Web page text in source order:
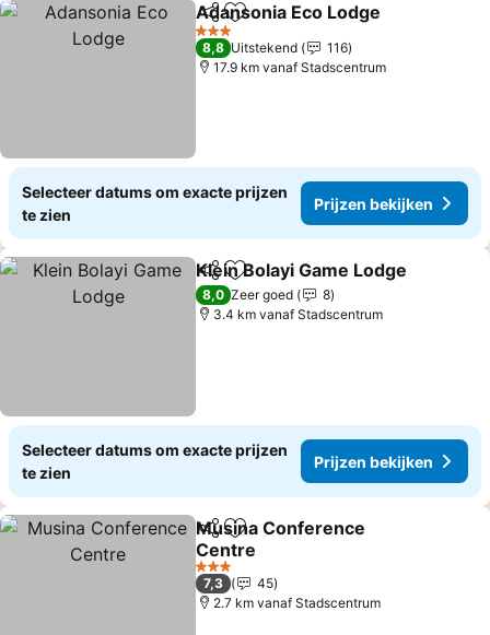
DelenToevoegen aan favorieten
Adansonia Eco Lodge
3 Sterren
8,8 Uitstekend
116
17.9 km vanaf Stadscentrum
Selecteer datums om exacte prijzen
te zien
Prijzen bekijken
DelenToevoegen aan favorieten
Klein Bolayi Game Lodge
8,0 Zeer goed
8
3.4 km vanaf Stadscentrum
Selecteer datums om exacte prijzen
te zien
Prijzen bekijken
DelenToevoegen aan favorieten
Musina Conference
Centre
3 Sterren
7,3
45
2.7 km vanaf Stadscentrum